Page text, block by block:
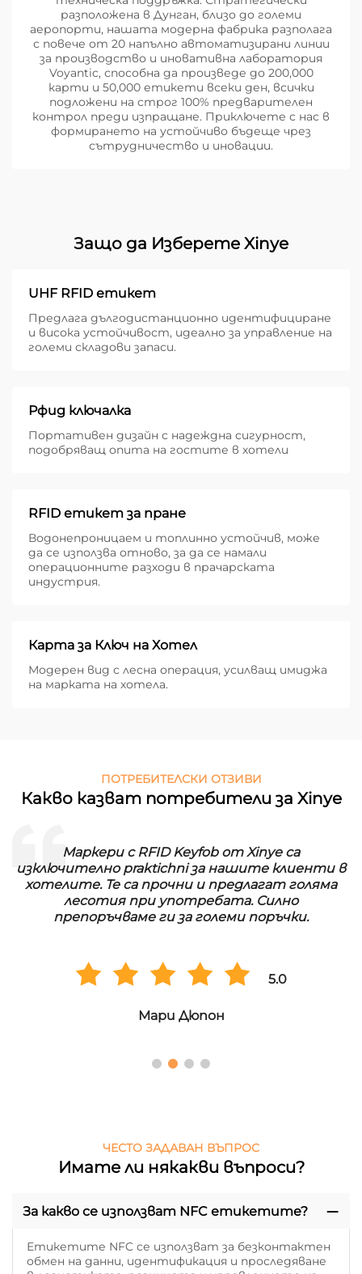
разположена в Дунган, близо до големи
аеропорти, нашата модерна фабрика разполага
с повече от 20 напълно автоматизирани линии
за производство и иновативна лаборатория
Voyantic, способна да произведе до 200,000
карти и 50,000 етикети всеки ден, всички
подложени на строг 100% предварителен
контрол преди изпращане. Приключете с нас в
формирането на устойчиво бъдеще чрез
сътрудничество и иновации.
Защо да Изберете Xinye
UHF RFID етикет
Предлага дългодистанционно идентифициране
и висока устойчивост, идеално за управление на
големи складови запаси.
Рфид ключалка
Портативен дизайн с надеждна сигурност,
подобряващ опита на гостите в хотели
RFID етикет за пране
Водонепроницаем и топлинно устойчив, може
да се използва отново, за да се намали
операционните разходи в прачарската
индустрия.
Карта за Ключ на Хотел
Модерен вид с лесна операция, усилващ имиджа
на марката на хотела.
ПОТРЕБИТЕЛСКИ ОТЗИВИ
Какво казват потребители за Xinye
Маркери с RFID Keyfob от Xinye са
изключително praktichni за нашите клиенти в
хотелите. Те са прочни и предлагат голяма
лесотия при употребата. Силно
препоръчваме ги за големи поръчки.
5.0
Мари Дюпон
ЧЕСТО ЗАДАВАН ВЪПРОС
Имате ли някакви въпроси?
За какво се използват NFC етикетите?
Етикетите NFC се използват за безконтактен
обмен на данни, идентификация и проследяване